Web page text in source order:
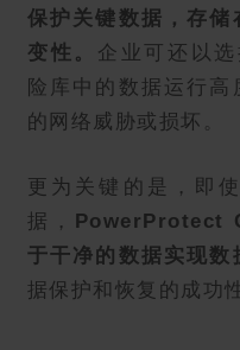
保护关键数据，存储
变性。 企业可还以
险库中的数据运行
的网络威胁或损坏。
更为关键的是，即
据， PowerProtect
于干净的数据实现数
据保护和恢复的成功